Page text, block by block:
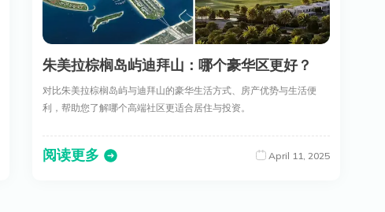
朱美拉棕榈岛屿迪拜山：哪个豪华区更好？
对比朱美拉棕榈岛屿与迪拜山的豪华生活方式、房产优势与生活便
利，帮助您了解哪个高端社区更适合居住与投资。
阅读更多 April 11, 2025